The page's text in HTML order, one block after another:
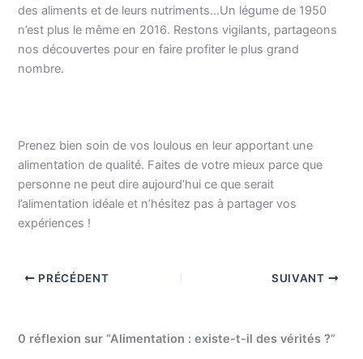
des aliments et de leurs nutriments…Un légume de 1950
n’est plus le même en 2016. Restons vigilants, partageons
nos découvertes pour en faire profiter le plus grand
nombre.
Prenez bien soin de vos loulous en leur apportant une
alimentation de qualité. Faites de votre mieux parce que
personne ne peut dire aujourd’hui ce que serait
l’alimentation idéale et n’hésitez pas à partager vos
expériences !
PRÉCÉDENT SUIVANT
0 réflexion sur “Alimentation : existe-t-il des vérités ?”